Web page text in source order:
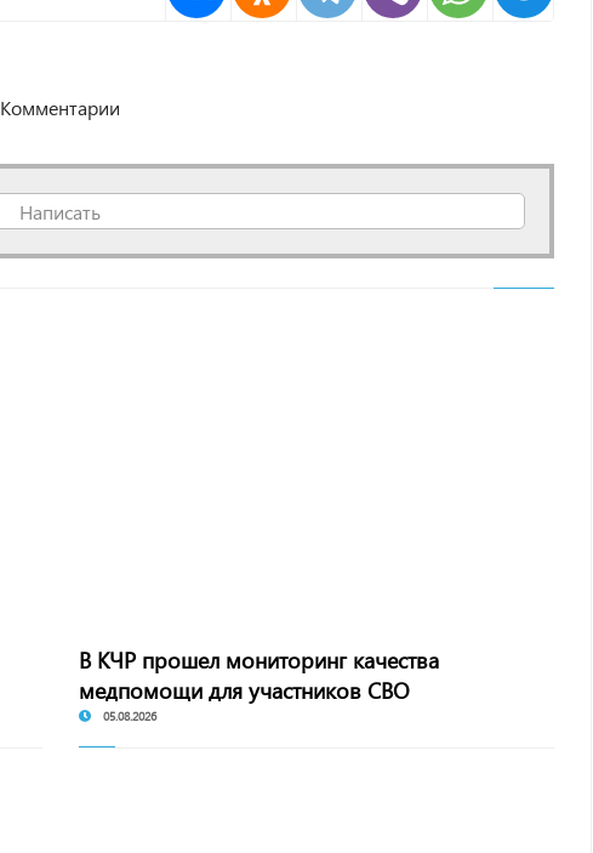
Комментарии
Написать
В КЧР прошел мониторинг качества
медпомощи для участников СВО
05.08.2026